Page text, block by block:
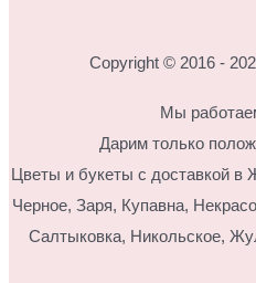
Copyright © 2016 -
Мы
Дарим только
Цветы и букеты с доставкой
Черное, Заря, Купавна,
Салтыковка, Никольское,